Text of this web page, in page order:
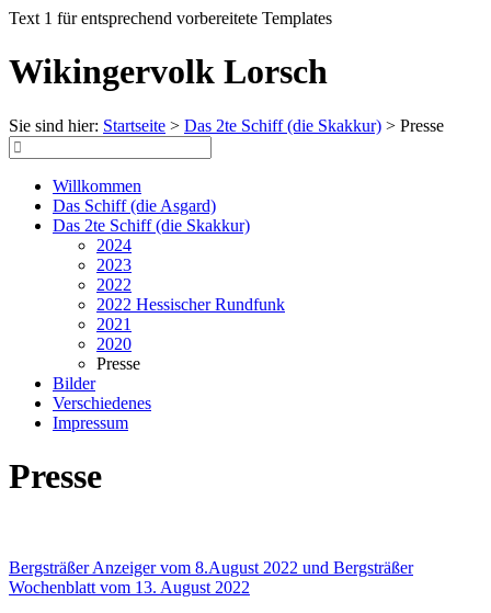
Text 1 für entsprechend vorbereitete Templates
Wikingervolk Lorsch
Sie sind hier: Startseite > Das 2te Schiff (die Skakkur) > Presse
Willkommen
Das Schiff (die Asgard)
Das 2te Schiff (die Skakkur)
2024
2023
2022
2022 Hessischer Rundfunk
2021
2020
Presse
Bilder
Verschiedenes
Impressum
Presse
Bergsträßer Anzeiger vom 8.August 2022 und Bergsträßer
Wochenblatt vom 13. August 2022